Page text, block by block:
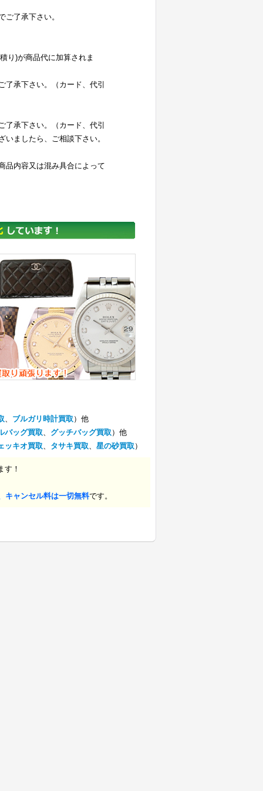
了承下さい。
り)が商品代に加算されま
承下さい。（カード、代引
承下さい。（カード、代引
ましたら、ご相談下さい。
品内容又は混み具合によって
、 ブルガリ時計買取 ）他
バッグ買取、 グッチバッグ買取 ）他
ッキオ買取、 タサキ買取、 星の砂買取 ）
す！
キャンセル料は一切無料です。